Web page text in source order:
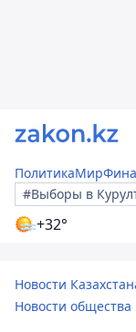
ПолитикаМир
#Выборы в
+32°
Новости
Новости общества